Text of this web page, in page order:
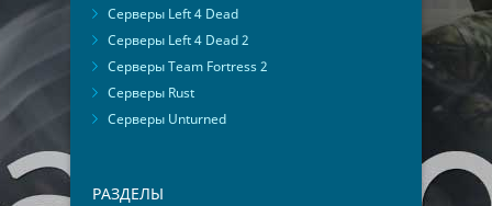
Серверы Left 4 Dead
Серверы Left 4 Dead 2
Серверы Team Fortress 2
Серверы Rust
Серверы Unturned
РАЗДЕЛЫ